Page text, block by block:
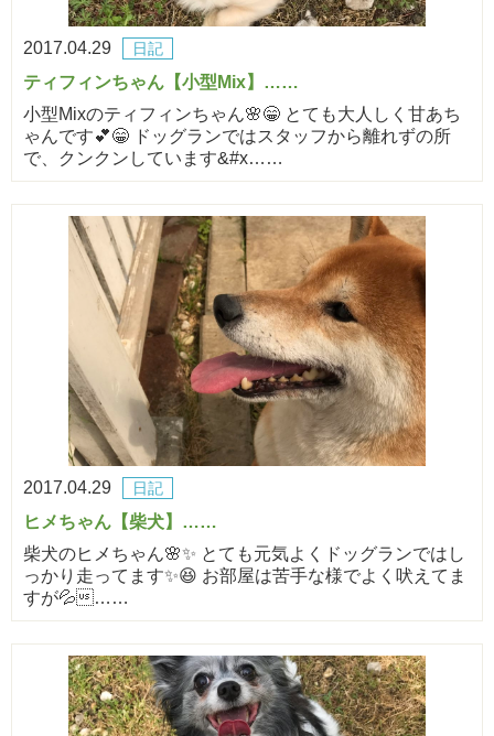
2017.04.29 日記
ティフィンちゃん【小型Mix】……
小型Mixのティフィンちゃん🌸😁 とても大人しく甘あち
ゃんです💕😁 ドッグランではスタッフから離れずの所
で、クンクンしています&#x……
2017.04.29 日記
ヒメちゃん【柴犬】……
柴犬のヒメちゃん🌸✨ とても元気よくドッグランではし
っかり走ってます✨😆 お部屋は苦手な様でよく吠えてま
すが💦……